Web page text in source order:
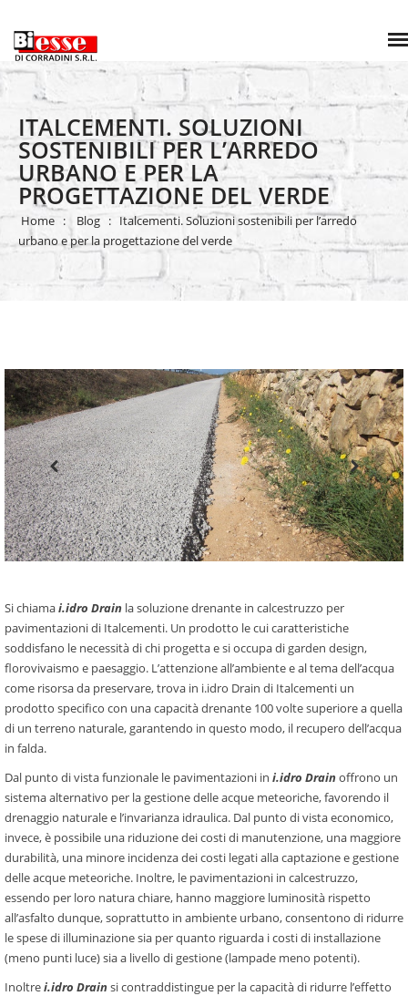
ITALCEMENTI. SOLUZIONI
SOSTENIBILI PER L’ARREDO
URBANO E PER LA
PROGETTAZIONE DEL VERDE
Home Blog
Italcementi. Soluzioni sostenibili per l’arredo
urbano e per la progettazione del verde
Si chiamai.idro Drain la soluzione drenante in calcestruzzo per
pavimentazioni di Italcementi. Un prodotto le cui caratteristiche
soddisfano le necessità di chi progetta e si occupa di garden design,
florovivaismo e paesaggio. L’attenzione all’ambiente e al tema dell’acqua
come risorsa da preservare, trova in i.idro Drain di Italcementi un
prodotto specifico con una capacità drenante 100 volte superiore a quella
di un terreno naturale, garantendo in questo modo, il recupero dell’acqua
in falda.
Dal punto di vista funzionale le pavimentazioni in i.idro Drain offrono un
sistema alternativo per la gestione delle acque meteoriche, favorendo il
drenaggio naturale e l’invarianza idraulica. Dal punto di vista economico,
invece, è possibile una riduzione dei costi di manutenzione, una maggiore
durabilità, una minore incidenza dei costi legati alla captazione e gestione
delle acque meteoriche. Inoltre, le pavimentazioni in calcestruzzo,
essendo per loro natura chiare, hanno maggiore luminosità rispetto
all’asfalto dunque, soprattutto in ambiente urbano, consentono di ridurre
le spese di illuminazione sia per quanto riguarda i costi di installazione
(meno punti luce) sia a livello di gestione (lampade meno potenti).
Inoltrei.idro Drain si contraddistingue per la capacità di ridurre l’effetto